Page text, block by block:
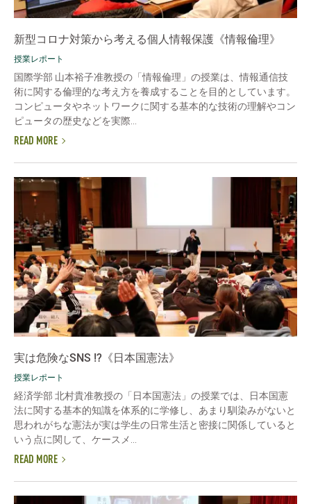
新型コロナ対策から考える個人情報保護《情報倫理》
授業レポート
国際学部 山本裕子准教授の「情報倫理」の授業は、情報通信技
術に関する倫理的な考え方を養成することを目的としています。
コンピュータやネットワークに関する基本的な技術の理解やコン
ピュータの歴史などを実際...
READ MORE
実は危険なSNS !?《日本国憲法》
授業レポート
経済学部 北村貴准教授の「日本国憲法」の授業では、日本国憲
法に関する基本的知識を体系的に学修し、あまり馴染みがないと
思われがちな憲法が実は学生の日常生活と密接に関係していると
いう点に関して、ケースメ...
READ MORE